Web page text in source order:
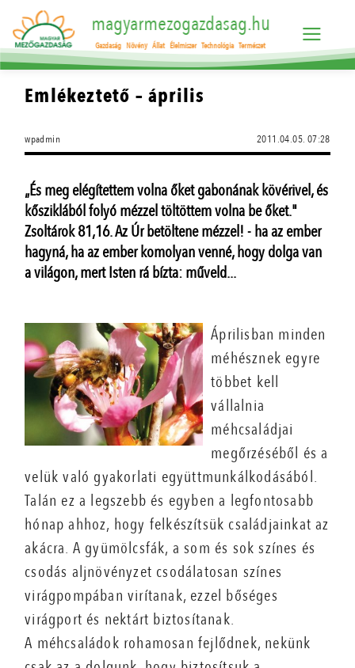
magyarmezogazdasag.hu
Gazdaság Növény Állat Élelmiszer Technológia Természet
Emlékeztető – április
wpadmin 2011.04.05. 07:28
„És meg elégítettem volna őket gabonának kövérivel, és
kősziklából folyó mézzel töltöttem volna be őket."
Zsoltárok 81,16. Az Úr betöltene mézzel! - ha az ember
hagyná, ha az ember komolyan venné, hogy dolga van
a világon, mert Isten rá bízta: műveld...
Áprilisban minden
méhésznek egyre
többet kell
vállalnia
méhcsaládjai
megőrzéséből és a
velük való gyakorlati együttmunkálkodásából.
Talán ez a legszebb és egyben a legfontosabb
hónap ahhoz, hogy felkészítsük családjainkat az
akácra. A gyümölcsfák, a som és sok színes és
csodás aljnövényzet csodálatosan színes
virágpompában virítanak, ezzel bőséges
virágport és nektárt biztosítanak.
A méhcsaládok rohamosan fejlődnek, nekünk